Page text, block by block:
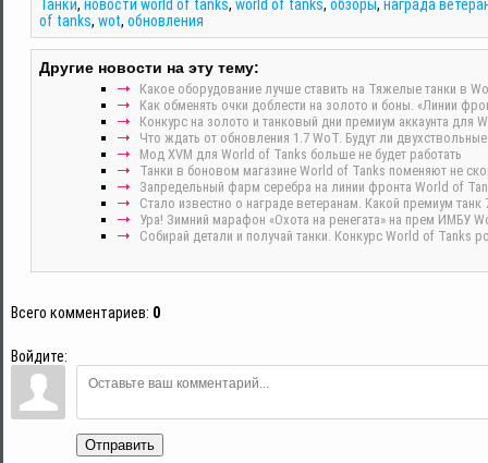
Танки, новости world of tanks, world of tanks, обзоры, награда
of tanks, wot, обновления
Другие новости на эту тему:
Какое оборудование лучше ставить на Тяжелые танки в
Как обменять очки доблести на золото и боны. «Линии
Конкурс на золото и танковый дни премиум аккаунта для
Что ждать от обновления 1.7 WoT. Будут ли двухствольные
Мод XVM для World of Tanks больше не будет работать
Танки в боновом магазине World of Tanks поменяют не
Запредельный фарм серебра на линии фронта World of
Стало известно о награде ветеранам. Какой премиум танк
Ура! Зимний марафон «Охота на ренегата» на прем ИМБУ
Собирай детали и получай танки. Конкурс World of Tanks
Всего комментариев: 0
Войдите:
Отправить